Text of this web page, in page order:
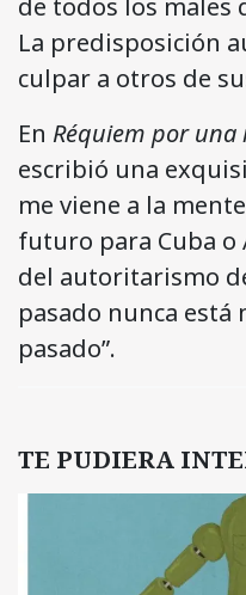
de todos los males
La predisposición
culpar a otros de
En Réquiem por una
escribió una
me viene a la
futuro para Cuba o
del autoritarismo
pasado nunca
pasado”.
TE PUDIERA